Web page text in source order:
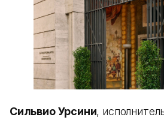
Сильвио Урсини,